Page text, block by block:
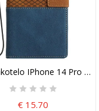
LasiIPhone 14 Pro
€ 15.70